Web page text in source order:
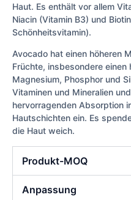
Haut. Es enthält vor allem
Niacin (Vitamin B3) und
Schönheitsvitamin).
Avocado hat einen höheren
Früchte, insbesondere einen
Magnesium, Phosphor und
Vitaminen und Mineralien
hervorragenden Absorption
Hautschichten ein. Es
die Haut weich.
Produkt-MOQ
Anpassung